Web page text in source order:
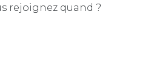
rejoignez quand ?